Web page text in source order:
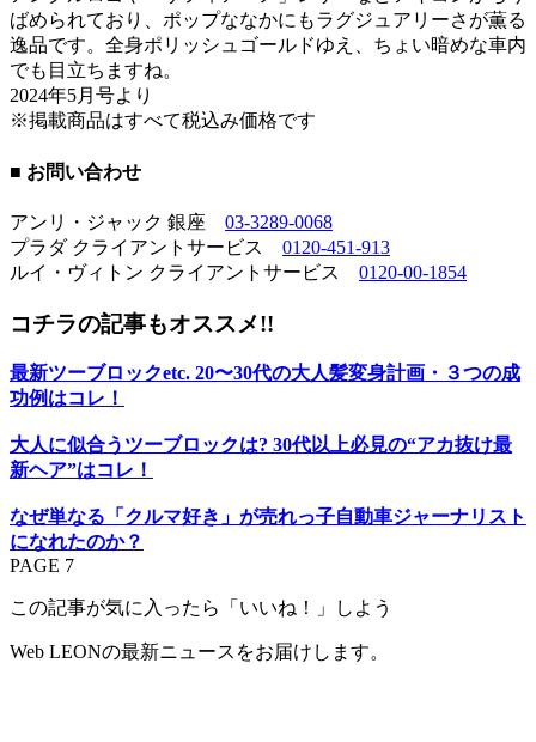
ばめられており、ポップななかにもラグジュアリーさが薫る
逸品です。全身ポリッシュゴールドゆえ、ちょい暗めな車内
でも目立ちますね。
2024年5月号より
※掲載商品はすべて税込み価格です
■ お問い合わせ
アンリ・ジャック 銀座 03-3289-0068
プラダ クライアントサービス 0120-451-913
ルイ・ヴィトン クライアントサービス 0120-00-1854
コチラの記事もオススメ!!
最新ツーブロックetc. 20〜30代の大人髪変身計画・３つの成
功例はコレ！
大人に似合うツーブロックは? 30代以上必見の“アカ抜け最
新ヘア”はコレ！
なぜ単なる「クルマ好き」が売れっ子自動車ジャーナリスト
になれたのか？
PAGE 7
この記事が気に入ったら「いいね！」しよう
Web LEONの最新ニュースをお届けします。